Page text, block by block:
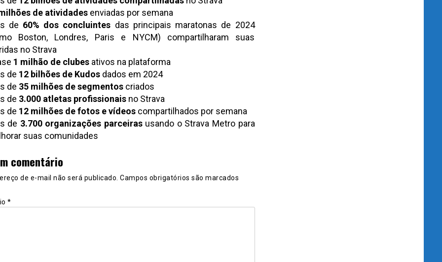
de atividadesenviadas por semana
de 60% dos concluintes das principais maratonas de 2024
Boston, Londres, Paris e NYCM) compartilharam suas
no Strava
1 milhão de clubesativos na plataforma
de 12 bilhões de Kudosdados em 2024
de 35 milhões de segmentoscriados
de 3.000 atletas profissionaisno Strava
de 12 milhões de fotos e vídeoscompartilhados por semana
de 3.700 organizações parceirasusando o Strava Metro para
suas comunidades
comentário
de e-mail não será publicado. Campos obrigatórios são marcados
*